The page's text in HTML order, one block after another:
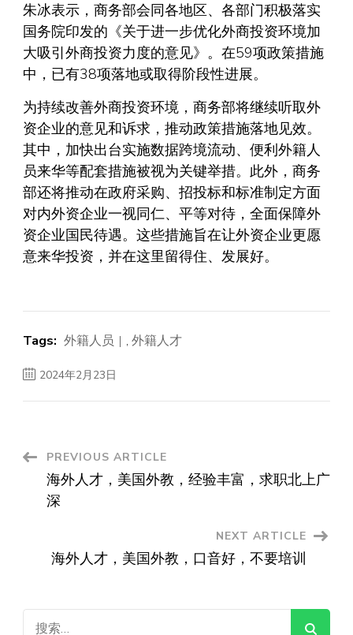
朱冰表示，商务部会同各地区、各部门积极落实
国务院印发的《关于进一步优化外商投资环境加
大吸引外商投资力度的意见》。在59项政策措施
中，已有38项落地或取得阶段性进展。
为持续改善外商投资环境，商务部将继续听取外
资企业的意见和诉求，推动政策措施落地见效。
其中，加快出台实施数据跨境流动、便利外籍人
员来华等配套措施被视为关键举措。此外，商务
部还将推动在政府采购、招投标和标准制定方面
对内外资企业一视同仁、平等对待，全面保障外
资企业国民待遇。这些措施旨在让外资企业更愿
意来华投资，并在这里留得住、发展好。
Tags: 外籍人员 , 外籍人才
2024年2月23日
Post
Navigation
PREVIOUS ARTICLE
海外人才，美国外教，经验丰富，求职北上广
深
NEXT ARTICLE
海外人才，美国外教，口音好，不要培训